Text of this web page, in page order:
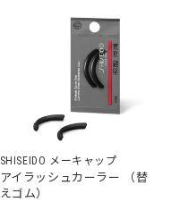
SHISEIDO メーキャップ
アイラッシュカーラー （替
えゴム）